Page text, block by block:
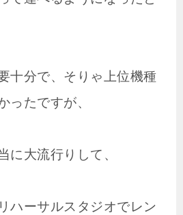
十分で、そりゃ上位機種
ったですが、
に大流行りして、
ハーサルスタジオでレン